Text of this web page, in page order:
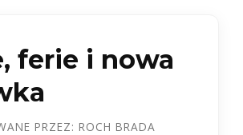
ferie i nowa
PRZEZ: ROCH BRADA